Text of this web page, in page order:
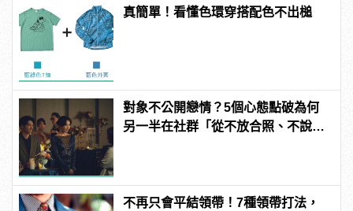
真簡單！看懂色環穿搭配色不出槌
對象不公開戀情？5個心態點破為何
另一半在社群「從不放合照、不說穩
不再只會平結領帶！7種領帶打法，